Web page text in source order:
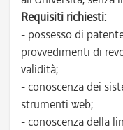
Requisiti richiesti:
- possesso di
provvedimenti di
validità;
- conoscenza dei
strumenti web;
- conoscenza della